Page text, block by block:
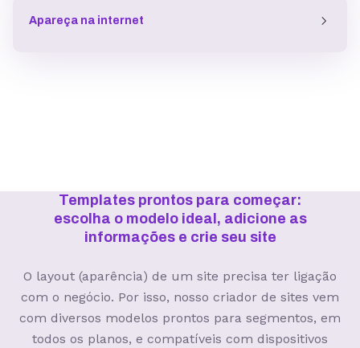
Apareça na internet
Templates prontos para começar:
escolha o modelo ideal, adicione as
informações e crie seu site
O layout (aparência) de um site precisa ter ligação
com o negócio. Por isso, nosso criador de sites vem
com diversos modelos prontos para segmentos, em
todos os planos, e compatíveis com dispositivos